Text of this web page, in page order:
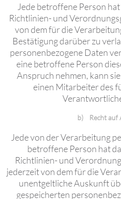
Jede betroffene Person
Richtlinien- und
von dem für die
Bestätigung darüber zu
personenbezogene Daten
eine betroffene Person
Anspruch nehmen, kann
einen Mitarbeiter des
b) Recht auf
Jede von der Verarbeitung
betroffene Person hat
Richtlinien- und
jederzeit von dem für die
unentgeltliche Auskunft
gespeicherten